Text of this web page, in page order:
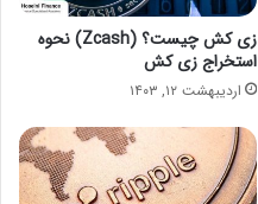
زی کش چیست؟ (Zcash) نحوه
استخراج زی کش
اردیبهشت ۱۲, ۱۴۰۳